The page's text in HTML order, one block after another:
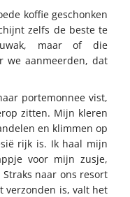
koffie geschonken
zelfs de beste te
maar of die
we aanmeerden, dat
portemonnee vist,
zitten. Mijn kleren
en klimmen op
rijk is. Ik haal mijn
voor mijn zusje,
naar ons resort
verzonden is, valt het